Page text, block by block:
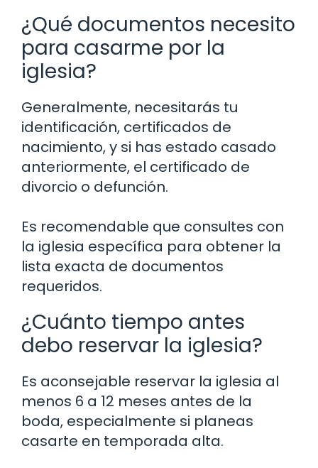
¿Qué documentos necesito
para casarme por la
iglesia?
Generalmente, necesitarás tu
identificación, certificados de
nacimiento, y si has estado casado
anteriormente, el certificado de
divorcio o defunción.
Es recomendable que consultes con
la iglesia específica para obtener la
lista exacta de documentos
requeridos.
¿Cuánto tiempo antes
debo reservar la iglesia?
Es aconsejable reservar la iglesia al
menos 6 a 12 meses antes de la
boda, especialmente si planeas
casarte en temporada alta.